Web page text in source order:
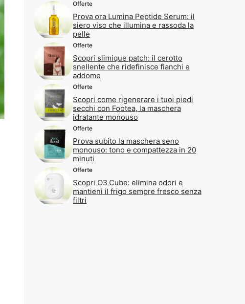
Offerte
Prova ora Lumina Peptide Serum: il
siero viso che illumina e rassoda la
pelle
Offerte
Scopri slimique patch: il cerotto
snellente che ridefinisce fianchi e
addome
Offerte
Scopri come rigenerare i tuoi piedi
secchi con Footea, la maschera
idratante monouso
Offerte
Prova subito la maschera seno
monouso: tono e compattezza in 20
minuti
Offerte
Scopri O3 Cube: elimina odori e
mantieni il frigo sempre fresco senza
filtri